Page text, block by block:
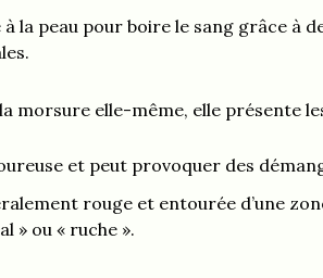
à la peau pour boire le sang grâce à
morsure elle-même, elle présente
et peut provoquer des
rouge et entourée d’une
» ou « ruche ».